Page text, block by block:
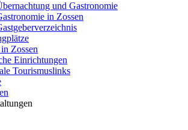
und Gastronomie
in Zossen
Zossen
Einrichtungen
Tourismuslinks